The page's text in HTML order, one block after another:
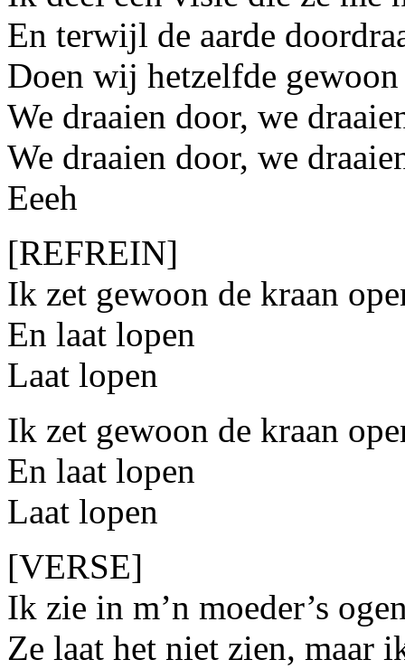
En terwijl de aarde
Doen wij hetzelfde gewoon
We draaien door, we
We draaien door, we
Eeeh
[REFREIN]
Ik zet gewoon de kraan
En laat lopen
Laat lopen
Ik zet gewoon de kraan
En laat lopen
Laat lopen
[VERSE]
Ik zie in m’n moeder’s
Ze laat het niet zien, maar